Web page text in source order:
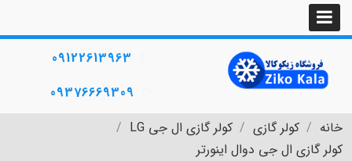
09122613963
09376669309
خانه
کولر گازی
کولر گازی ال جی LG
کولر گازی ال جی دوال اینورتر